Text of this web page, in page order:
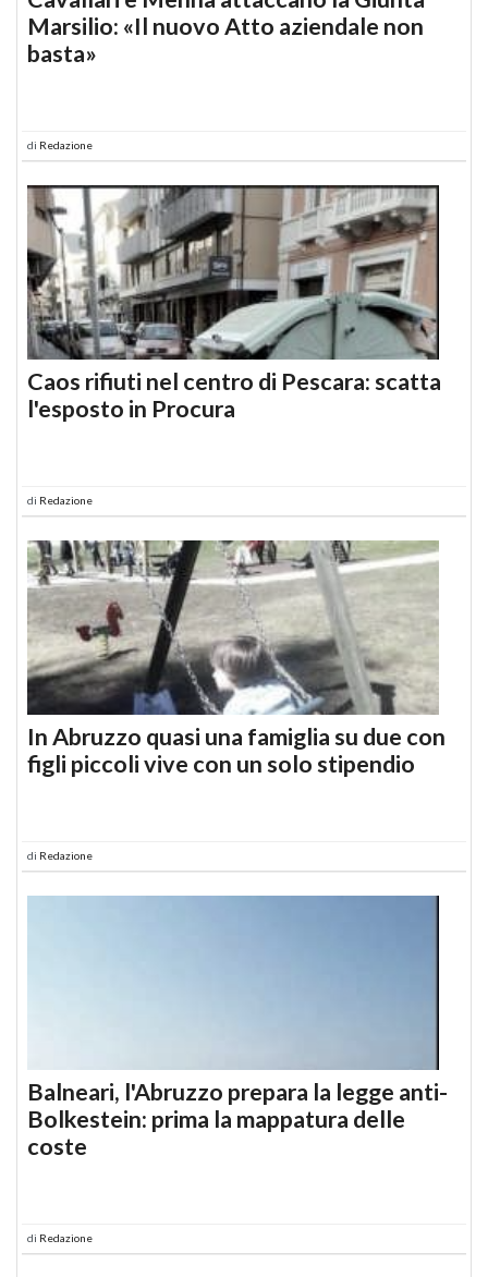
Marsilio: «Il nuovo Atto aziendale non
basta»
di Redazione
Caos rifiuti nel centro di Pescara: scatta
l'esposto in Procura
di Redazione
In Abruzzo quasi una famiglia su due con
figli piccoli vive con un solo stipendio
di Redazione
Balneari, l'Abruzzo prepara la legge anti-
Bolkestein: prima la mappatura delle
coste
di Redazione